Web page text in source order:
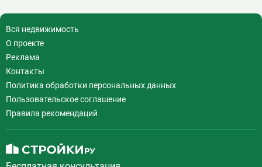
Д Давыдково 14
Деловой центр
Динамо
Добрынинская
Домодедовская
Дорогомиловская
Достоевская
Ж Жулебино
Вся недвижимость
О проекте
Реклама
Контакты
Политика обработки персональных данных
Пользовательское соглашение
Правила рекомендаций